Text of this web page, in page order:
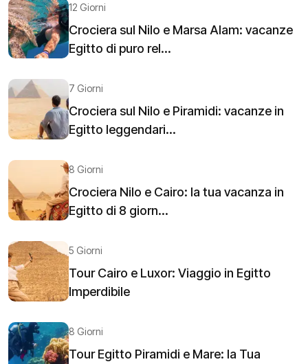
12 Giorni
Crociera sul Nilo e Marsa Alam: vacanze
Egitto di puro rel...
7 Giorni
Crociera sul Nilo e Piramidi: vacanze in
Egitto leggendari...
8 Giorni
Crociera Nilo e Cairo: la tua vacanza in
Egitto di 8 giorn...
5 Giorni
Tour Cairo e Luxor: Viaggio in Egitto
Imperdibile
8 Giorni
Tour Egitto Piramidi e Mare: la Tua